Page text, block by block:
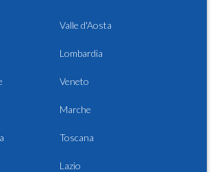
Valle d'Aosta
Lombardia
Veneto
Marche
Toscana
Lazio